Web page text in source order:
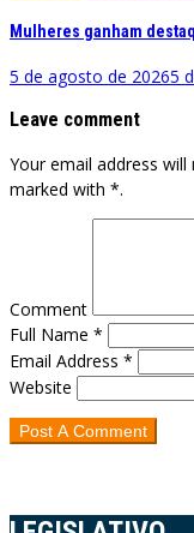
Mulheres ganham
5 de agosto de 20265
Leave comment
Your email address will
marked with *.
Comment
Full Name *
Email Address *
Website